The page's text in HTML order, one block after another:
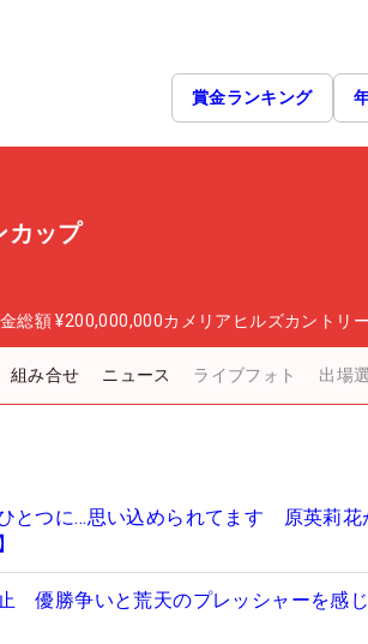
賞金ランキング
カップ
総額 ¥200,000,000カメリアヒルズカントリ
組み合せ ニュース ライブフォト 出場
とつに…思い込められてます 原英莉花
優勝争いと荒天のプレッシャーを感